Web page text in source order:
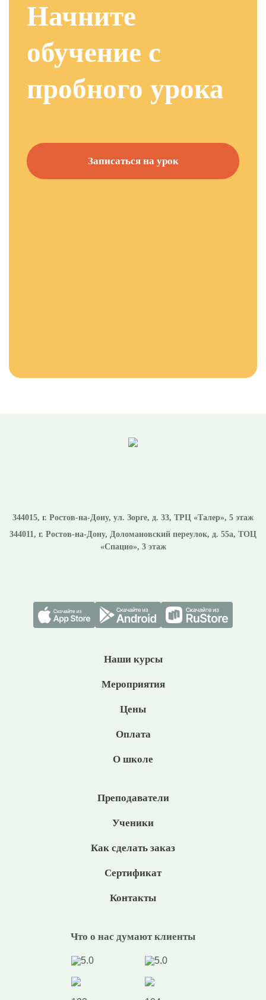
Начните
обучение с
пробного урока
Записаться на урок
344015, г. Ростов-на-Дону, ул. Зорге, д. 33, ТРЦ «Талер», 5 этаж
344011, г. Ростов-на-Дону, Доломановский переулок, д. 55а, ТОЦ
«Спацио», 3 этаж
Наши курсы
Мероприятия
Цены
Оплата
О школе
Преподаватели
Ученики
Как сделать заказ
Сертификат
Контакты
Что о нас думают клиенты
5.0 5.0